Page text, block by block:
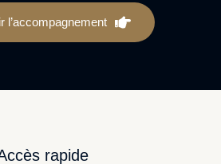
l’accompagnement
rapide